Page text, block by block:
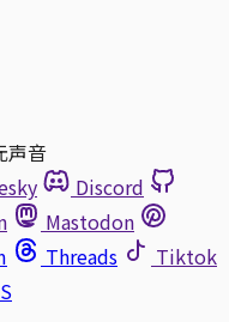
声音
Discord
Mastodon
Threads
Tiktok